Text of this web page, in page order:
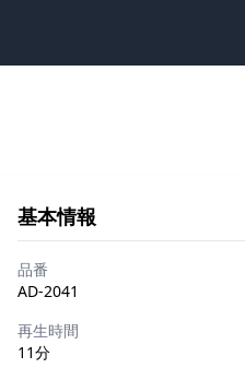
基本情報
品番
AD-2041
再生時間
11分